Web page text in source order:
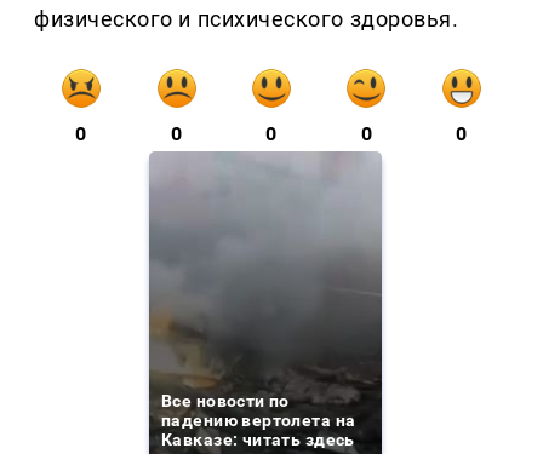
физического и психического здоровья.
0 0 0 0 0
Все новости по
падению вертолета на
Кавказе: читать здесь